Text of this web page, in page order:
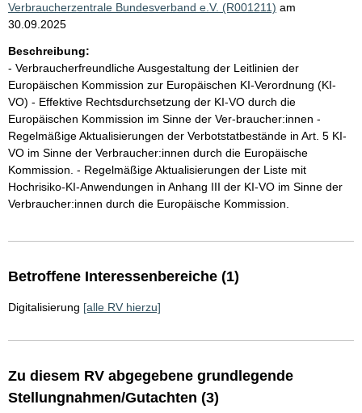
Verbraucherzentrale Bundesverband e.V. (R001211) am
30.09.2025
Beschreibung:
- Verbraucherfreundliche Ausgestaltung der Leitlinien der
Europäischen Kommission zur Europäischen KI-Verordnung (KI-
VO) - Effektive Rechtsdurchsetzung der KI-VO durch die
Europäischen Kommission im Sinne der Ver-braucher:innen -
Regelmäßige Aktualisierungen der Verbotstatbestände in Art. 5 KI-
VO im Sinne der Verbraucher:innen durch die Europäische
Kommission. - Regelmäßige Aktualisierungen der Liste mit
Hochrisiko-KI-Anwendungen in Anhang III der KI-VO im Sinne der
Verbraucher:innen durch die Europäische Kommission.
Betroffene Interessenbereiche (1)
Digitalisierung [alle RV hierzu]
Zu diesem RV abgegebene grundlegende
Stellungnahmen/Gutachten (3)